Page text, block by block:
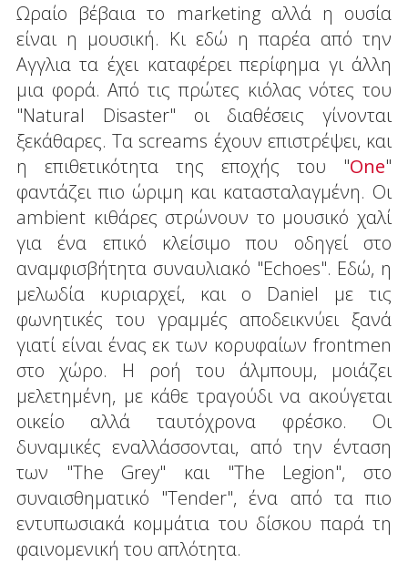
Ωραίο βέβαια το marketing αλλά η ουσία
είναι η μουσική. Κι εδώ η παρέα από την
Αγγλια τα έχει καταφέρει περίφημα γι άλλη
μια φορά. Από τις πρώτες κιόλας νότες του
"Natural Disaster" οι διαθέσεις γίνονται
ξεκάθαρες. Τα screams έχουν επιστρέψει, και
η επιθετικότητα της εποχής του "One"
φαντάζει πιο ώριμη και κατασταλαγμένη. Οι
ambient κιθάρες στρώνουν το μουσικό χαλί
για ένα επικό κλείσιμο που οδηγεί στο
αναμφισβήτητα συναυλιακό "Echoes". Εδώ, η
μελωδία κυριαρχεί, και ο Daniel με τις
φωνητικές του γραμμές αποδεικνύει ξανά
γιατί είναι ένας εκ των κορυφαίων frontmen
στο χώρο. H ροή του άλμπουμ, μοιάζει
μελετημένη, με κάθε τραγούδι να ακούγεται
οικείο αλλά ταυτόχρονα φρέσκο. Οι
δυναμικές εναλλάσσονται, από την ένταση
των "Τhe Grey" και "The Legion", στο
συναισθηματικό "Tender", ένα από τα πιο
εντυπωσιακά κομμάτια του δίσκου παρά τη
φαινομενική του απλότητα.